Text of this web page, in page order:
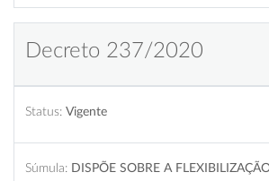
Decreto 237/2020
Status: Vigente
Súmula: DISPÕE SOBRE A